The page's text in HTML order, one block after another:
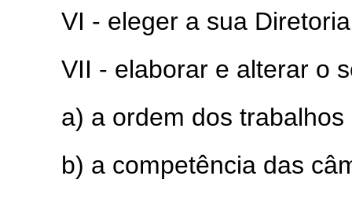
VI - eleger a sua
VII - elaborar e alterar o
a) a ordem dos
b) a competência das